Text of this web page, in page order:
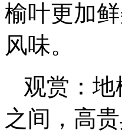
榆叶更加
风味。
观赏：
之间，高